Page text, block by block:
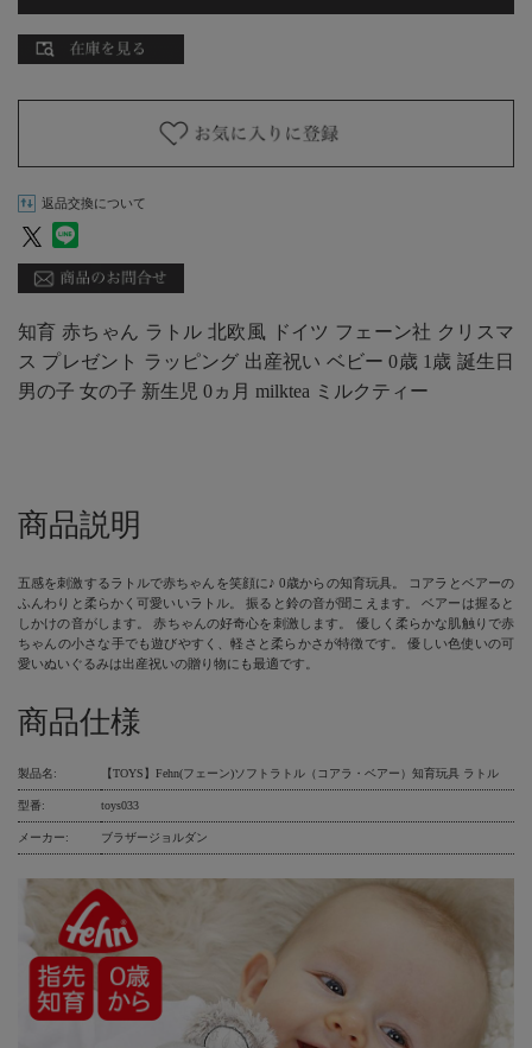
返品交換について
知育 赤ちゃん ラトル 北欧風 ドイツ フェーン社 クリスマ
ス プレゼント ラッピング 出産祝い ベビー 0歳 1歳 誕生日
男の子 女の子 新生児 0ヵ月 milktea ミルクティー
商品説明
五感を刺激するラトルで赤ちゃんを笑顔に♪ 0歳からの知育玩具。 コアラとベアーの
ふんわりと柔らかく可愛いいラトル。 振ると鈴の音が聞こえます。 ベアーは握ると
しかけの音がします。 赤ちゃんの好奇心を刺激します。 優しく柔らかな肌触りで赤
ちゃんの小さな手でも遊びやすく、軽さと柔らかさが特徴です。 優しい色使いの可
愛いぬいぐるみは出産祝いの贈り物にも最適です。
商品仕様
製品名: 【TOYS】Fehn(フェーン)ソフトラトル（コアラ・ベアー）知育玩具 ラトル
型番: toys033
メーカー: ブラザージョルダン